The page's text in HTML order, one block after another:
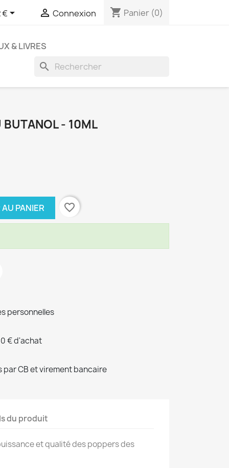
€  Connexion shopping_cart Panier (0)
& LIVRES
search
BUTANOL - 10ML
PANIER favorite_border
personnelles
€ d'achat
CB et virement bancaire
du produit
et qualité des poppers des